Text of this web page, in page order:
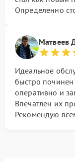
Определенно
Матвеев
Идеальное
быстро починен
оперативно и
Впечатлен их
Рекомендую